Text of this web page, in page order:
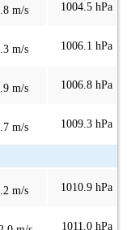
m/s 1004.5 hPa
m/s 1006.1 hPa
m/s 1006.8 hPa
m/s 1009.3 hPa
m/s 1010.9 hPa
1011.0 hPa